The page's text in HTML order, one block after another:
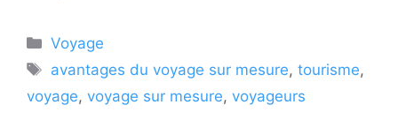
Catégories
Voyage
Étiquettes
avantages du voyage sur mesure,tourisme,
voyage, voyage sur mesure, voyageurs